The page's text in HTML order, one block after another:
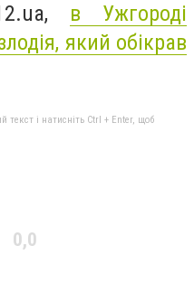
в Ужгороді
який обікрав
текст і натисніть Ctrl + Enter, щоб
0,0